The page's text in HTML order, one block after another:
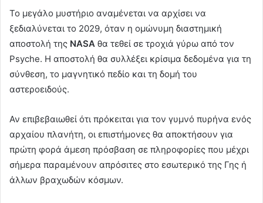
Το μεγάλο μυστήριο αναμένεται να αρχίσει να
ξεδιαλύνεται το 2029, όταν η ομώνυμη διαστημική
αποστολή της NASA θα τεθεί σε τροχιά γύρω από τον
Psyche. Η αποστολή θα συλλέξει κρίσιμα δεδομένα για τη
σύνθεση, το μαγνητικό πεδίο και τη δομή του
αστεροειδούς.
Αν επιβεβαιωθεί ότι πρόκειται για τον γυμνό πυρήνα ενός
αρχαίου πλανήτη, οι επιστήμονες θα αποκτήσουν για
πρώτη φορά άμεση πρόσβαση σε πληροφορίες που μέχρι
σήμερα παραμένουν απρόσιτες στο εσωτερικό της Γης ή
άλλων βραχωδών κόσμων.